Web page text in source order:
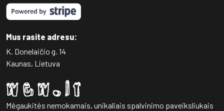
Mus rasite adresu:
K. Donelaičio g. 14
Kaunas, Lietuva
Mėgaukitės nemokamais, unikaliais spalvinimo paveiksliukais